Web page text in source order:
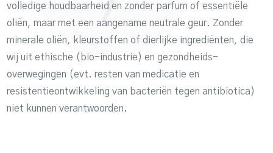
volledige houdbaarheid en zonder parfum of essentiële
oliën, maar met een aangename neutrale geur. Zonder
minerale oliën, kleurstoffen of dierlijke ingrediënten, die
wij uit ethische (bio-industrie) en gezondheids-
overwegingen (evt. resten van medicatie en
resistentieontwikkeling van bacteriën tegen antibiotica)
niet kunnen verantwoorden.